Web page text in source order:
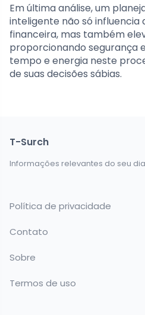
Em última análise, um
inteligente não só influencia
financeira, mas também
proporcionando segurança
tempo e energia neste
de suas decisões sábias.
T-Surch
Informações relevantes do seu
Política de privacidade
Contato
Sobre
Termos de uso